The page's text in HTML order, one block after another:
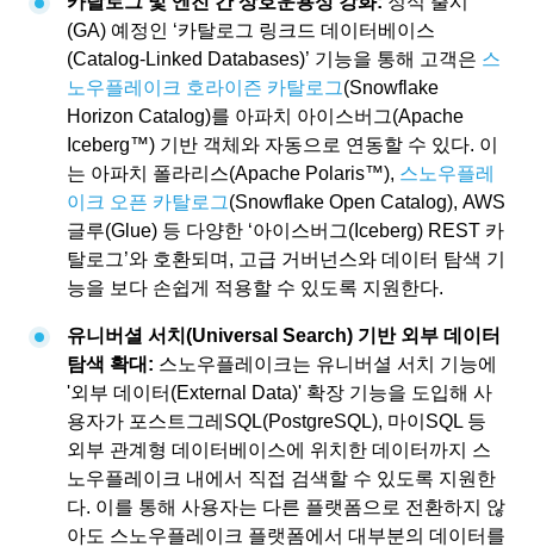
(GA) 예정인 ‘카탈로그 링크드 데이터베이스
(Catalog-Linked Databases)’ 기능을 통해 고객은 스
노우플레이크 호라이즌 카탈로그(Snowflake
Horizon Catalog)를 아파치 아이스버그(Apache
Iceberg™) 기반 객체와 자동으로 연동할 수 있다. 이
는 아파치 폴라리스(Apache Polaris™), 스노우플레
이크 오픈 카탈로그(Snowflake Open Catalog), AWS
글루(Glue) 등 다양한 ‘아이스버그(Iceberg) REST 카
탈로그’와 호환되며, 고급 거버넌스와 데이터 탐색 기
능을 보다 손쉽게 적용할 수 있도록 지원한다.
유니버셜 서치(Universal Search) 기반 외부 데이터
탐색 확대: 스노우플레이크는 유니버셜 서치 기능에
'외부 데이터(External Data)' 확장 기능을 도입해 사
용자가 포스트그레SQL(PostgreSQL), 마이SQL 등
외부 관계형 데이터베이스에 위치한 데이터까지 스
노우플레이크 내에서 직접 검색할 수 있도록 지원한
다. 이를 통해 사용자는 다른 플랫폼으로 전환하지 않
아도 스노우플레이크 플랫폼에서 대부분의 데이터를